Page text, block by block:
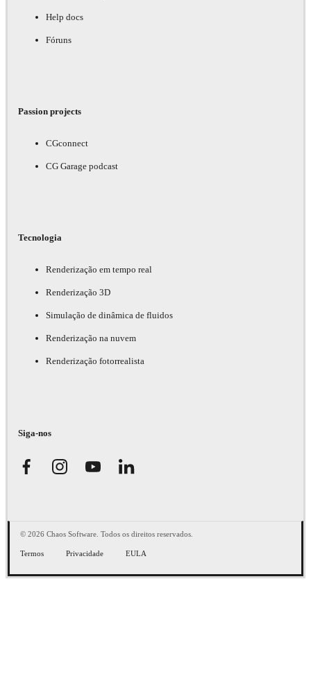
Help docs
Fóruns
Passion projects
CGconnect
CG Garage podcast
Tecnologia
Renderização em tempo real
Renderização 3D
Simulação de dinâmica de fluidos
Renderização na nuvem
Renderização fotorrealista
Siga-nos
© 2026 Chaos Software. Todos os direitos reservados.
Termos Privacidade EULA